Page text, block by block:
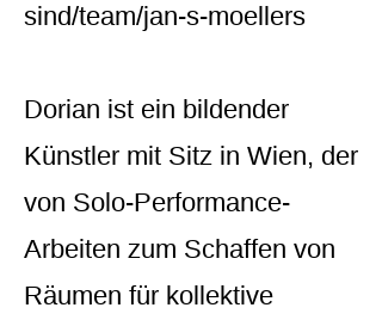
sind/team/jan-s-moellers
Dorian ist ein bildender
Künstler mit Sitz in Wien, der
von Solo-Performance-
Arbeiten zum Schaffen von
Räumen für kollektive